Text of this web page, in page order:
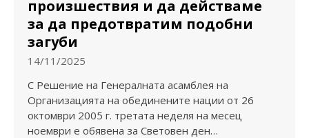
произшествия и да действаме
за да предотвратим подобни
загуби
14/11/2025
С Решение на Генералната асамблея на
Организацията на обединените нации от 26
октомври 2005 г. третата неделя на месец
ноември е обявена за Световен ден…